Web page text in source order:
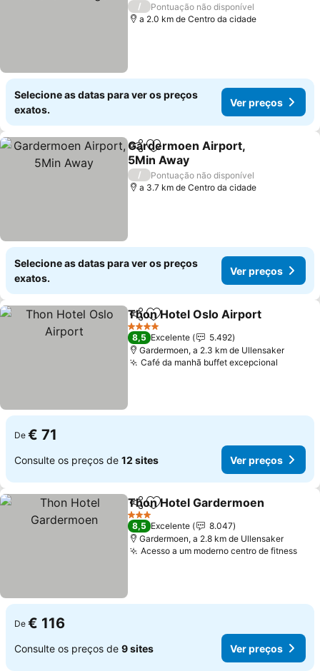
/
Pontuação não disponível
a 2.0 km de Centro da cidade
Selecione as datas para ver os preços
exatos.
Ver preços
PartilharAdicionar aos favoritos
Gardermoen Airport,
5Min Away
/
Pontuação não disponível
a 3.7 km de Centro da cidade
Selecione as datas para ver os preços
exatos.
Ver preços
PartilharAdicionar aos favoritos
Thon Hotel Oslo Airport
4 Estrelas
8,5 Excelente
5.492
Gardermoen, a 2.3 km de Ullensaker
Café da manhã buffet excepcional
De € 71
Consulte os preços de 12 sites Ver preços
PartilharAdicionar aos favoritos
Thon Hotel Gardermoen
3 Estrelas
8,5 Excelente
8.047
Gardermoen, a 2.8 km de Ullensaker
Acesso a um moderno centro de fitness
De € 116
Consulte os preços de 9 sites Ver preços